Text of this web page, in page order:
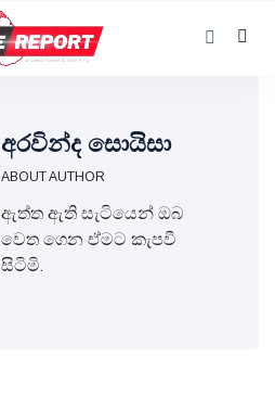
අරවින්ද සොයිසා
ABOUT AUTHOR
ඇත්ත ඇති සැටියෙන් ඔබ
වෙත ගෙන ඒමට කැපවී
සිටිමි.